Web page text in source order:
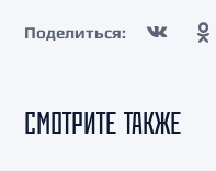
Поделиться:
СМОТРИТЕ ТАКЖЕ